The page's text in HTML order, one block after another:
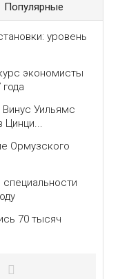
Популярные
уровень
экономисты
Уильямс
Цинци...
Ормузского
70 тысяч